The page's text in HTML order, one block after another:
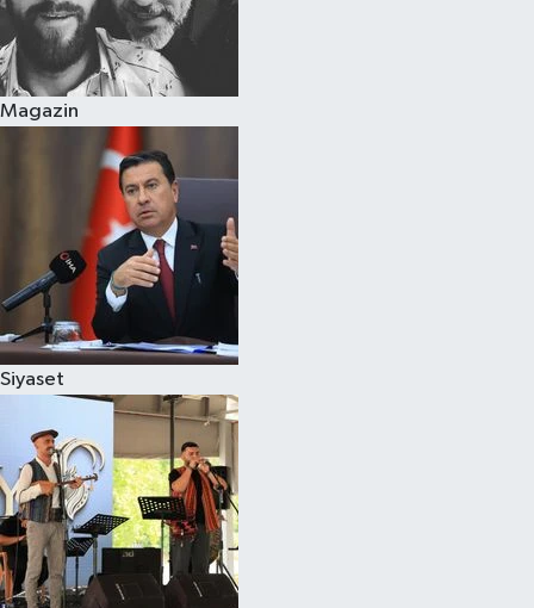
Magazin
Siyaset